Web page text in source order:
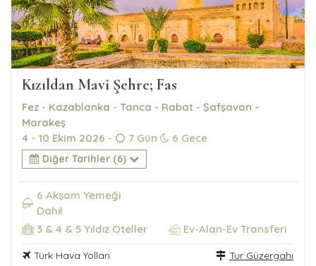
Kızıldan Mavi Şehre; Fas
Fez - Kazablanka - Tanca - Rabat - Şafşavan -
Marakeş
4 - 10 Ekim 2026 - 7 Gün 6 Gece
Diğer Tarihler (6)
6 Akşam Yemeği
Dahil
3 & 4 & 5 Yıldız Oteller
Ev-Alan-Ev Transferi
Türk Hava Yolları Tur Güzergahı